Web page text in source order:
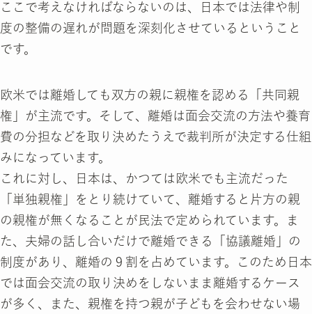
ここで考えなければならないのは、日本では法律や制
度の整備の遅れが問題を深刻化させているということ
です。
欧米では離婚しても双方の親に親権を認める「共同親
権」が主流です。そして、離婚は面会交流の方法や養育
費の分担などを取り決めたうえで裁判所が決定する仕組
みになっています。
これに対し、日本は、かつては欧米でも主流だった
「単独親権」をとり続けていて、離婚すると片方の親
の親権が無くなることが民法で定められています。ま
た、夫婦の話し合いだけで離婚できる「協議離婚」の
制度があり、離婚の９割を占めています。このため日本
では面会交流の取り決めをしないまま離婚するケース
が多く、また、親権を持つ親が子どもを会わせない場